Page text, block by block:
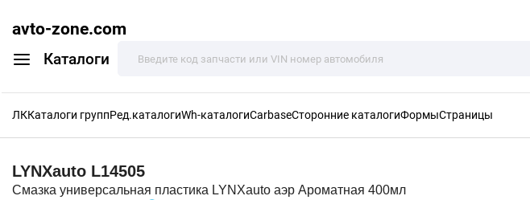
avto-zone.com
Каталоги
ЛККаталоги группРед.каталогиWh-каталогиCarbaseСторонние каталогиФормыСтраницы
LYNXauto L14505
Смазка универсальная пластика LYNXauto аэр Ароматная 400мл